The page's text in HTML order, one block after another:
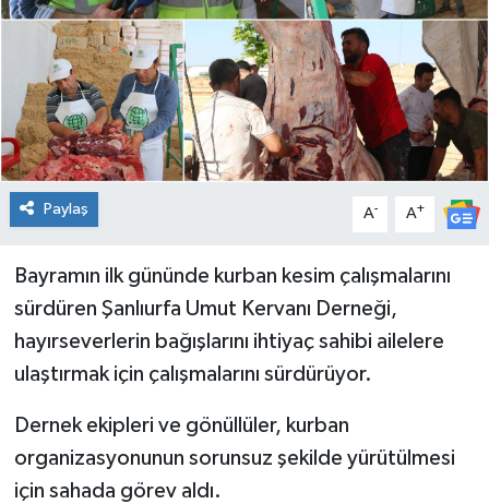
Paylaş A- A+
Bayramın ilk gününde kurban kesim çalışmalarını
sürdüren Şanlıurfa Umut Kervanı Derneği,
hayırseverlerin bağışlarını ihtiyaç sahibi ailelere
ulaştırmak için çalışmalarını sürdürüyor.
Dernek ekipleri ve gönüllüler, kurban
organizasyonunun sorunsuz şekilde yürütülmesi
için sahada görev aldı.
İlim & İrfan
Kültür & Sanat
KURDÎ
Sağlık
Sağlık & Yaşam
Siyaset
Spor